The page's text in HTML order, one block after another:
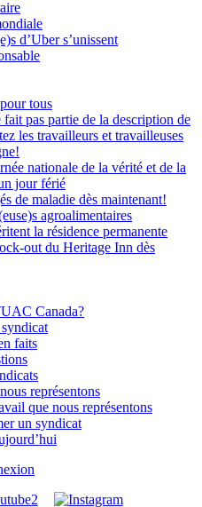
d’Uber s’unissent
tous
pas partie de la description de
les travailleurs et travailleuses
nationale de la vérité et de la
jour férié
de maladie dès maintenant!
agroalimentaires
la résidence permanente
out du Heritage Inn dès
Canada?
faits
représentons
que nous représentons
un syndicat